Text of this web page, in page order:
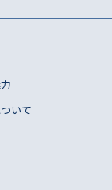
いて